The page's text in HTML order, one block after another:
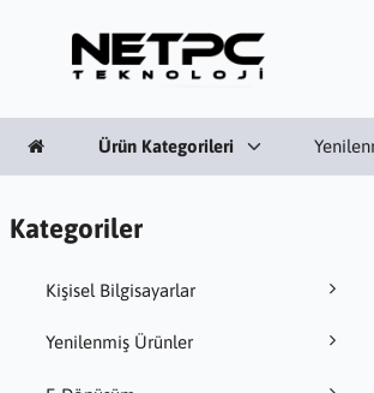
Ürün Kategorileri
Kategoriler
Kişisel Bilgisayarlar
Yenilenmiş Ürünler